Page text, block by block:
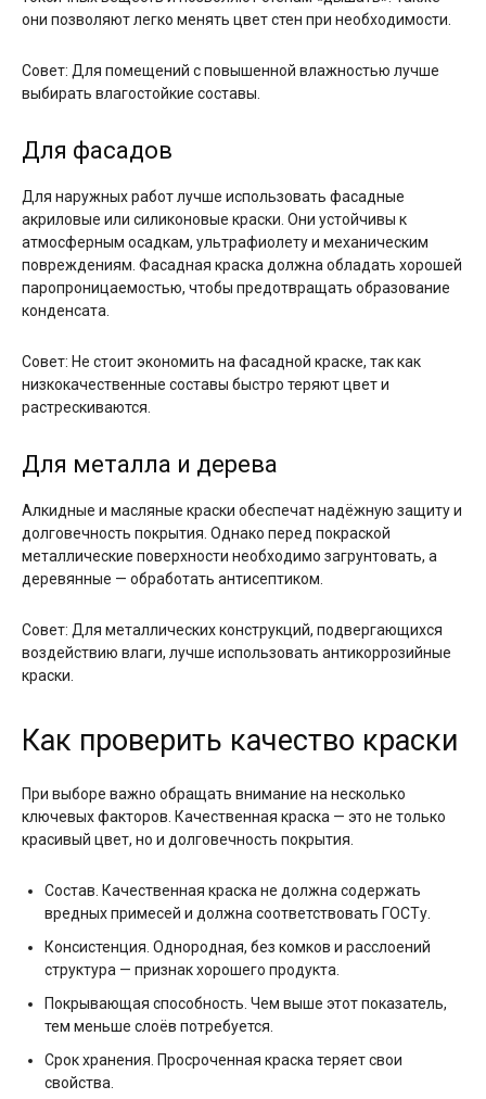
они позволяют легко менять цвет стен при необходимости.
Совет: Для помещений с повышенной влажностью лучше
выбирать влагостойкие составы.
Для фасадов
Для наружных работ лучше использовать фасадные
акриловые или силиконовые краски. Они устойчивы к
атмосферным осадкам, ультрафиолету и механическим
повреждениям. Фасадная краска должна обладать хорошей
паропроницаемостью, чтобы предотвращать образование
конденсата.
Совет: Не стоит экономить на фасадной краске, так как
низкокачественные составы быстро теряют цвет и
растрескиваются.
Для металла и дерева
Алкидные и масляные краски обеспечат надёжную защиту и
долговечность покрытия. Однако перед покраской
металлические поверхности необходимо загрунтовать, а
деревянные — обработать антисептиком.
Совет: Для металлических конструкций, подвергающихся
воздействию влаги, лучше использовать антикоррозийные
краски.
Как проверить качество краски
При выборе важно обращать внимание на несколько
ключевых факторов. Качественная краска — это не только
красивый цвет, но и долговечность покрытия.
Состав. Качественная краска не должна содержать
вредных примесей и должна соответствовать ГОСТу.
Консистенция. Однородная, без комков и расслоений
структура — признак хорошего продукта.
Покрывающая способность. Чем выше этот показатель,
тем меньше слоёв потребуется.
Срок хранения. Просроченная краска теряет свои
свойства.